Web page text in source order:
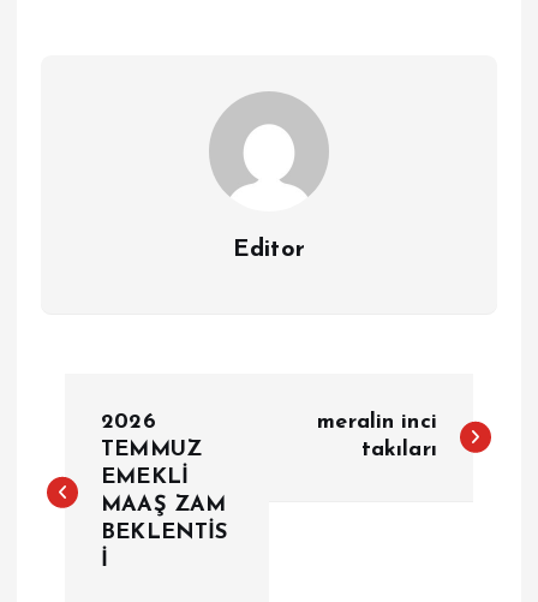
Editor
z
2026
TEMMUZ
EMEKLİ
MAAŞ ZAM
BEKLENTİS
meralin inci
takıları